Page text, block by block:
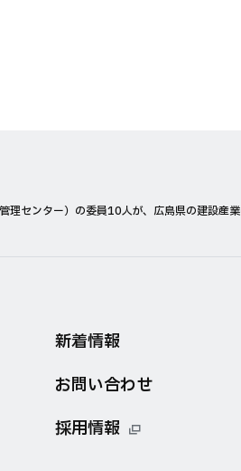
センター）の委員10人が、広島県の建設産
新着情報
お問い合わせ
採用情報